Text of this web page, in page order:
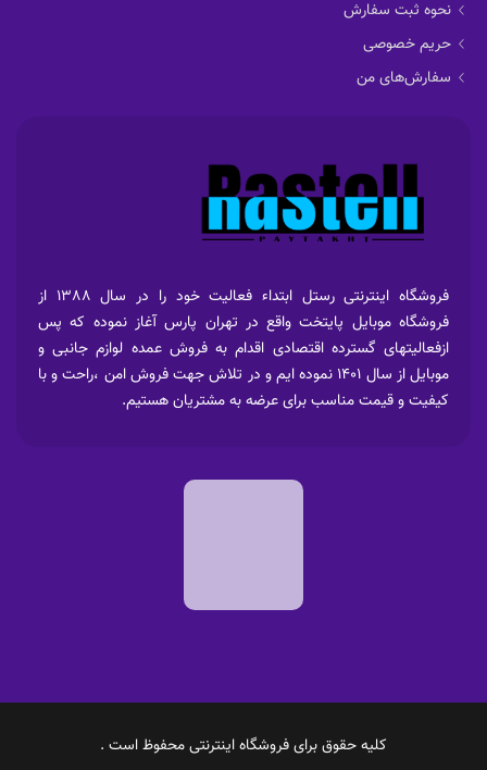
نحوه ثبت سفارش
حریم خصوصی
سفارش‌های من
فروشگاه اینترنتی رستل ابتداء فعالیت خود را در سال 1388 از
فروشگاه موبایل پایتخت واقع در تهران پارس آغاز نموده که پس
ازفعالیتهای گسترده اقتصادی اقدام به فروش عمده لوازم جانبی و
موبایل از سال 1401 نموده ایم و در تلاش جهت فروش امن ،راحت و با
کیفیت و قیمت مناسب برای عرضه به مشتریان هستیم.
کلیه حقوق برای فروشگاه اینترنتی محفوظ است .